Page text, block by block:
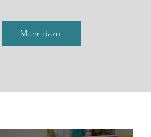
Mehr dazu